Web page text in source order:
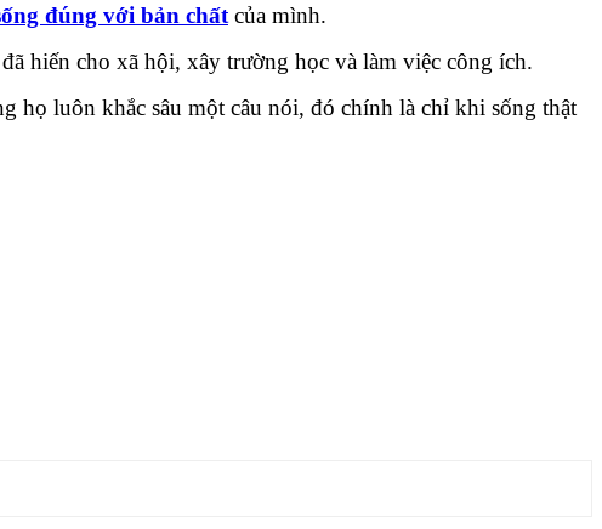
đúng với bản chất của mình.
hiến cho xã hội, xây trường học và làm việc công ích.
họ luôn khắc sâu một câu nói, đó chính là chỉ khi sống thật